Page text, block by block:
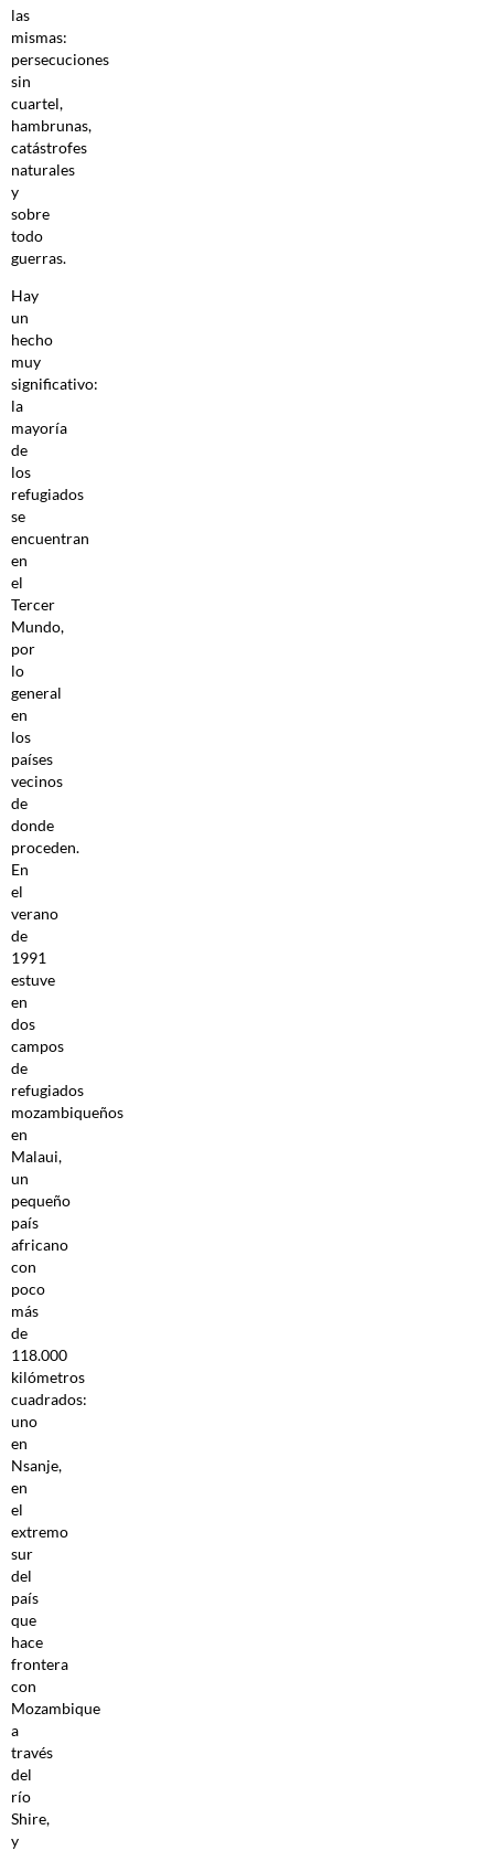
las
mismas:
persecuciones
sin
cuartel,
hambrunas,
catástrofes
naturales
y
sobre
todo
guerras.
Hay
un
hecho
muy
significativo:
la
mayoría
de
los
refugiados
se
encuentran
en
el
Tercer
Mundo,
por
lo
general
en
los
países
vecinos
de
donde
proceden.
En
el
verano
de
1991
estuve
en
dos
campos
de
refugiados
mozambiqueños
en
Malaui,
un
pequeño
país
africano
con
poco
más
de
118.000
kilómetros
cuadrados:
uno
en
Nsanje,
en
el
extremo
sur
del
país
que
hace
frontera
con
Mozambique
a
través
del
río
Shire,
y